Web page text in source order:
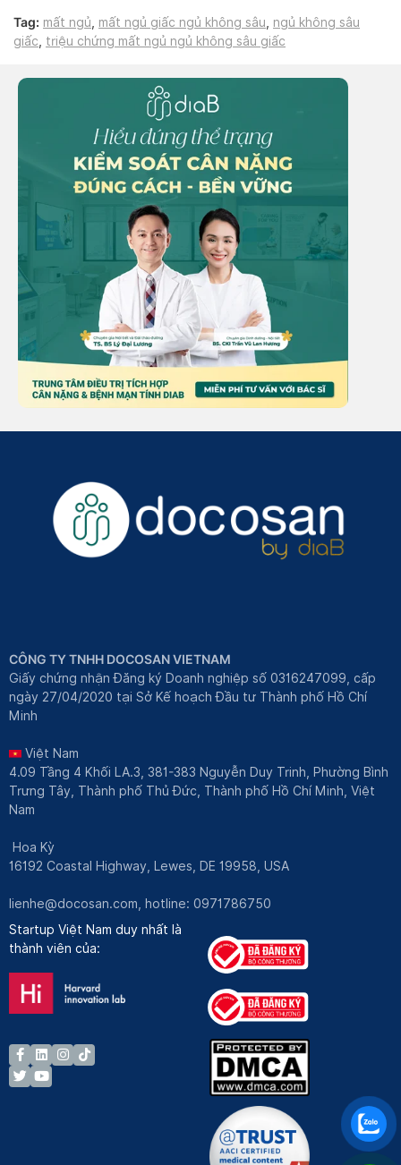
Tag: mất ngủ mất ngủ giấc ngủ không sâu
ngủ không sâu
giấc
triệu chứng mất ngủ ngủ không sâu giấc
CÔNG TY TNHH DOCOSAN VIETNAM
Giấy chứng nhận Đăng ký Doanh nghiệp số 0316247099, cấp
ngày 27/04/2020 tại Sở Kế hoạch Đầu tư Thành phố Hồ Chí
Minh
Việt Nam
4.09 Tầng 4 Khối LA.3, 381-383 Nguyễn Duy Trinh, Phường Bình
Trưng Tây, Thành phố Thủ Đức, Thành phố Hồ Chí Minh, Việt
Nam
Hoa Kỳ
16192 Coastal Highway, Lewes, DE 19958, USA
lienhe@docosan.com, hotline: 0971786750
Startup Việt Nam duy nhất là
thành viên của: